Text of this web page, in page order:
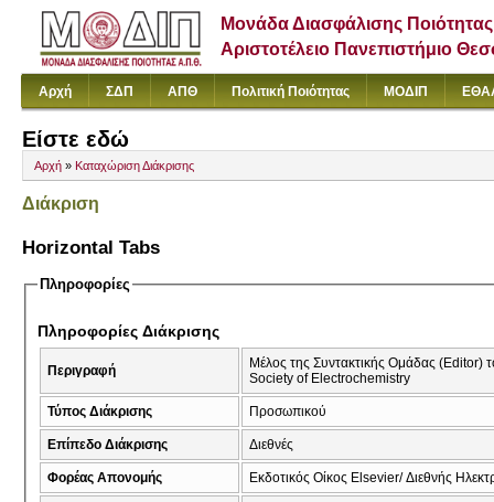
Μονάδα Διασφάλισης Ποιότητας
Αριστοτέλειο Πανεπιστήμιο
Αρχή ΣΔΠ ΑΠΘ Πολιτική Ποιότητας ΜΟΔΙΠ
Είστε εδώ
Αρχή » Καταχώριση Διάκρισης
Διάκριση
Horizontal Tabs
Πληροφορίες
Πληροφορίες Διάκρισης
Περιγραφή
Μέλος της Συντακτικής Ομάδας
Society of Electrochemistry
Τύπος Διάκρισης Προσωπικού
Επίπεδο Διάκρισης Διεθνές
Φορέας Απονομής Εκδοτικός Οίκος Elsevier/ Διεθνής